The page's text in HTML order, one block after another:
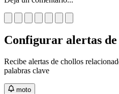
Configurar alertas de
Recibe alertas de chollos
palabras clave
moto